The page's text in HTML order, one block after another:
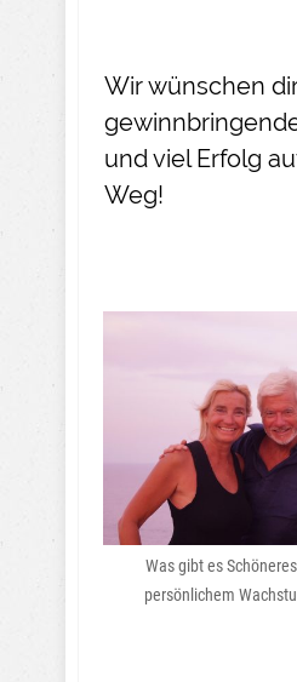
Wir wünschen
und viel Erfolg
Weg!
Was gibt es
persönlichem